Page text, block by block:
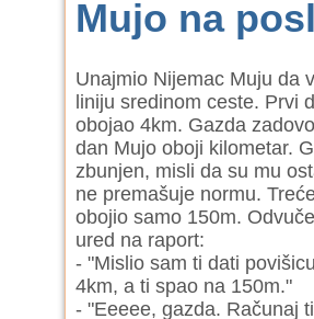
Mujo na
Unajmio Nijemac Muju da
liniju sredinom ceste. Prvi
obojao 4km. Gazda
dan Mujo oboji kilometar.
zbunjen, misli da su mu
ne premašuje normu.
obojio samo 150m.
ured na raport:
- "Mislio sam ti dati
4km, a ti spao na 150m."
- "Eeeee, gazda. Računaj